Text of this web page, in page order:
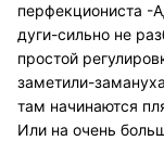
перфекциониста -
дуги-сильно не
простой
заметили-
там начинаются
Или на очень